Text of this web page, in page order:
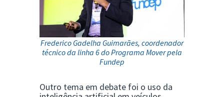
Frederico Gadelha Guimarães, coordenador
técnico da linha 6 do Programa Mover pela
Fundep
Outro tema em debate foi o uso da